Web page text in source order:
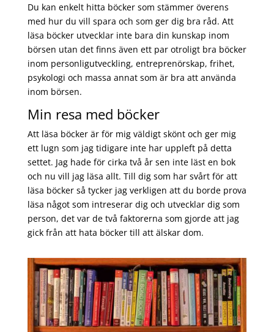
Du kan enkelt hitta böcker som stämmer överens
med hur du vill spara och som ger dig bra råd. Att
läsa böcker utvecklar inte bara din kunskap inom
börsen utan det finns även ett par otroligt bra böcker
inom personligutveckling, entreprenörskap, frihet,
psykologi och massa annat som är bra att använda
inom börsen.
Min resa med böcker
Att läsa böcker är för mig väldigt skönt och ger mig
ett lugn som jag tidigare inte har uppleft på detta
settet. Jag hade för cirka två år sen inte läst en bok
och nu vill jag läsa allt. Till dig som har svårt för att
läsa böcker så tycker jag verkligen att du borde prova
läsa något som intreserar dig och utvecklar dig som
person, det var de två faktorerna som gjorde att jag
gick från att hata böcker till att älskar dom.